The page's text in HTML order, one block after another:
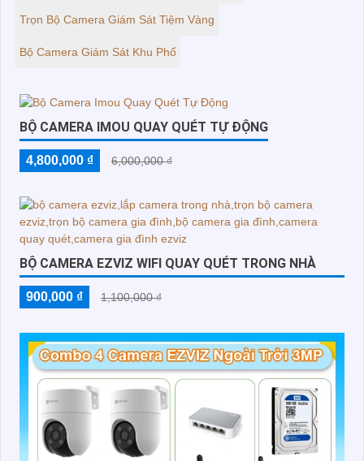
Trọn Bộ Camera Giám Sát Tiệm Vàng
Bộ Camera Giám Sát Khu Phố
BỘ CAMERA IMOU QUAY QUÉT TỰ ĐỘNG
4,800,000 ₫ 6,000,000 ₫
BỘ CAMERA EZVIZ WIFI QUAY QUÉT TRONG NHÀ
900,000 ₫ 1,100,000 ₫